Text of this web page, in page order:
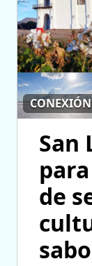
San
de